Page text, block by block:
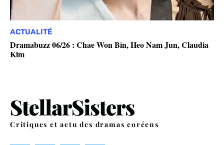
ACTUALITÉ
Dramabuzz 06/26 : Chae Won Bin, Heo Nam Jun, Claudia
Kim
Critiques et actu des dramas coréens